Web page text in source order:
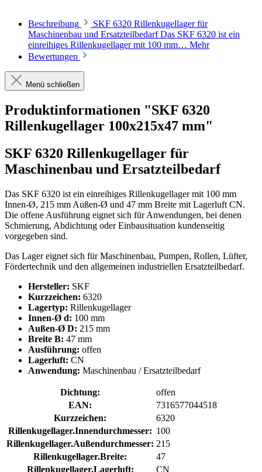
Beschreibung
SKF 6320 Rillenkugellager für
Maschinenbau und Ersatzteilbedarf Das SKF 6320 ist ein
einreihiges Rillenkugellager mit 100 mm… Mehr
Bewertungen
Menü schließen
Produktinformationen "SKF 6320
Rillenkugellager 100x215x47 mm"
SKF 6320 Rillenkugellager für
Maschinenbau und Ersatzteilbedarf
Das SKF 6320 ist ein einreihiges Rillenkugellager mit 100 mm
Innen-Ø, 215 mm Außen-Ø und 47 mm Breite mit Lagerluft CN.
Die offene Ausführung eignet sich für Anwendungen, bei denen
Schmierung, Abdichtung oder Einbausituation kundenseitig
vorgegeben sind.
Das Lager eignet sich für Maschinenbau, Pumpen, Rollen, Lüfter,
Fördertechnik und den allgemeinen industriellen Ersatzteilbedarf.
Hersteller: SKF
Kurzzeichen: 6320
Lagertyp: Rillenkugellager
Innen-Ø d: 100 mm
Außen-Ø D: 215 mm
Breite B: 47 mm
Ausführung: offen
Lagerluft: CN
Anwendung: Maschinenbau / Ersatzteilbedarf
Dichtung:
offen
EAN:
7316577044518
Kurzzeichen:
6320
Rillenkugellager.Innendurchmesser: 100
Rillenkugellager.Außendurchmesser: 215
Rillenkugellager.Breite:
47
Rillenkugellager.Lagerluft:
CN